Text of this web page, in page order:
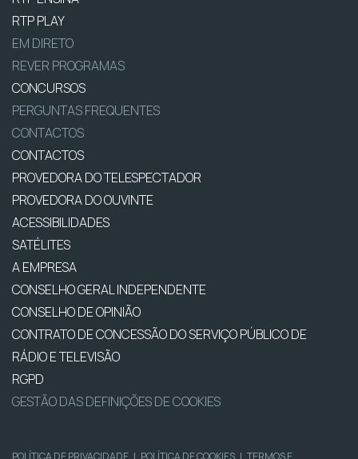
RTP PLAY
EM DIRETO
REVER PROGRAMAS
CONCURSOS
PERGUNTAS FREQUENTES
CONTACTOS
CONTACTOS
PROVEDORA DO TELESPECTADOR
PROVEDORA DO OUVINTE
ACESSIBILIDADES
SATÉLITES
A EMPRESA
CONSELHO GERAL INDEPENDENTE
CONSELHO DE OPINIÃO
CONTRATO DE CONCESSÃO DO SERVIÇO PÚBLICO DE
RÁDIO E TELEVISÃO
RGPD
GESTÃO DAS DEFINIÇÕES DE COOKIES